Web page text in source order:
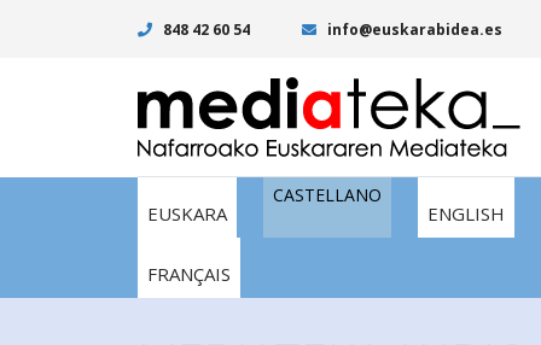
848 42 60 54 info@euskarabidea.es
EUSKARA
CASTELLANO
ENGLISH
FRANÇAIS